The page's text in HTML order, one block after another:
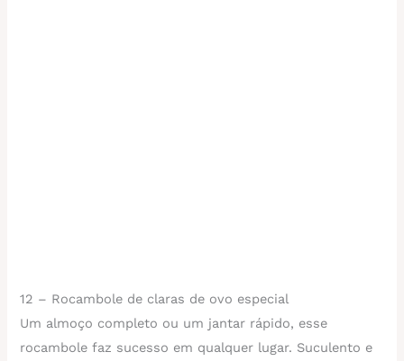
12 – Rocambole de claras de ovo especial
Um almoço completo ou um jantar rápido, esse
rocambole faz sucesso em qualquer lugar. Suculento e